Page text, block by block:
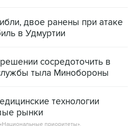
двое ранены при атаке
в Удмуртии
сосредоточить в
тыла Минобороны
технологии
рынки
приоритеты».